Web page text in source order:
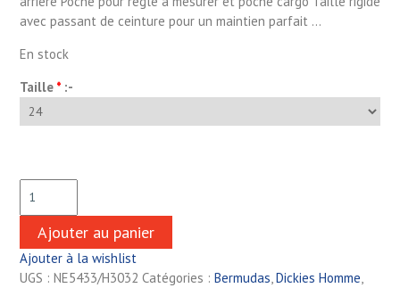
avec passant de ceinture pour un maintien parfait …
En stock
Taille *:-
Ajouter au panier
Ajouter à la wishlist
UGS : NE5433/H3032 Catégories : Bermudas,Dickies Homme,